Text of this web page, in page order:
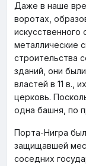
Даже в наше
воротах,
искусственного
металлические
строительства
зданий, они
властей в 11 в.,
церковь.
одна башня, по
Порта-Нигра
защищавшей
соседних